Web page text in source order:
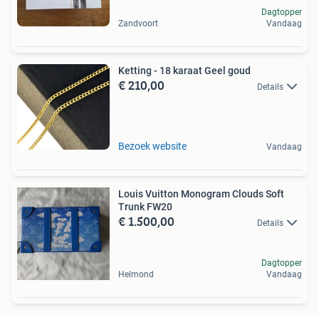
Zandvoort
Dagtopper
Vandaag
Ketting - 18 karaat Geel goud
€ 210,00 Details
Bezoek website Vandaag
Louis Vuitton Monogram Clouds Soft
Trunk FW20
€ 1.500,00 Details
Helmond
Dagtopper
Vandaag